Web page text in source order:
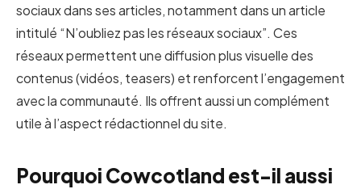
sociaux dans ses articles, notamment dans un article
intitulé “N’oubliez pas les réseaux sociaux”. Ces
réseaux permettent une diffusion plus visuelle des
contenus (vidéos, teasers) et renforcent l’engagement
avec la communauté. Ils offrent aussi un complément
utile à l’aspect rédactionnel du site.
Pourquoi Cowcotland est-il aussi